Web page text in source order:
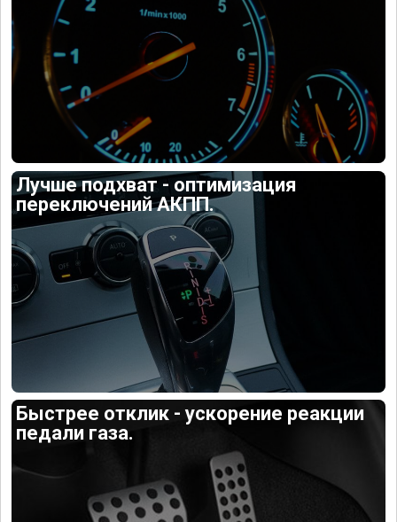
Лучше подхват - оптимизация
переключений АКПП.
Быстрее отклик - ускорение реакции
педали газа.